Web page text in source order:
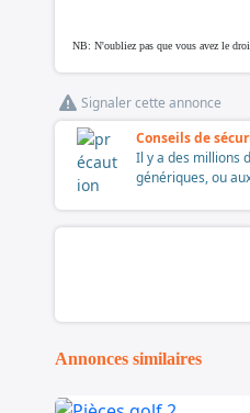
NB: N'oubliez pas que vous avez le
Signaler cette annonce
Conseils de
Il y a des millions
génériques, ou
Annonces similaires